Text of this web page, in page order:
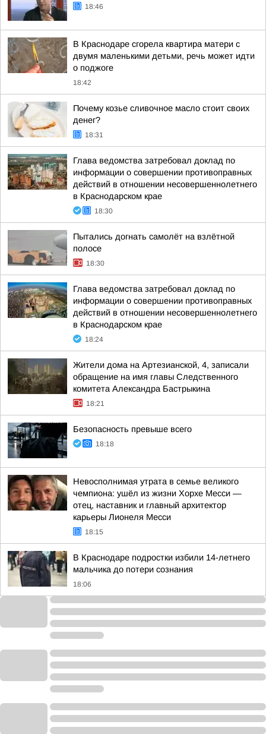
18:46
В Краснодаре сгорела квартира матери с
двумя маленькими детьми, речь может идти
о поджоге
18:42
Почему козье сливочное масло стоит своих
денег?
18:31
Глава ведомства затребовал доклад по
информации о совершении противоправных
действий в отношении несовершеннолетнего
в Краснодарском крае
18:30
Пытались догнать самолёт на взлётной
полосе
18:30
Глава ведомства затребовал доклад по
информации о совершении противоправных
действий в отношении несовершеннолетнего
в Краснодарском крае
18:24
Жители дома на Артезианской, 4, записали
обращение на имя главы Следственного
комитета Александра Бастрыкина
18:21
Безопасность превыше всего
18:18
Невосполнимая утрата в семье великого
чемпиона: ушёл из жизни Хорхе Месси —
отец, наставник и главный архитектор
карьеры Лионеля Месси
18:15
В Краснодаре подростки избили 14-летнего
мальчика до потери сознания
18:06